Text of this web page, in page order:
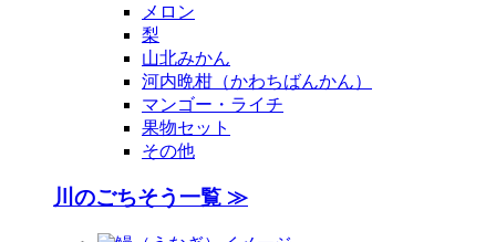
メロン
梨
山北みかん
河内晩柑（かわちばんかん）
マンゴー・ライチ
果物セット
その他
川のごちそう一覧 ≫